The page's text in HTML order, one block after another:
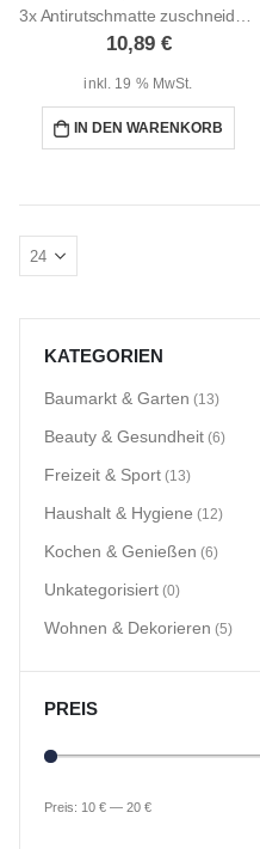
10,89 €
inkl. 19 % MwSt.
IN DEN WARENKORB
KATEGORIEN
Baumarkt & Garten (13)
Beauty & Gesundheit (6)
Freizeit & Sport (13)
Haushalt & Hygiene (12)
Kochen & Genießen (6)
Unkategorisiert (0)
Wohnen & Dekorieren (5)
PREIS
Preis: 10 € — 20 €